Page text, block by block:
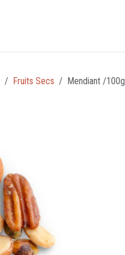
Fruits Secs ​Mendiant /100g